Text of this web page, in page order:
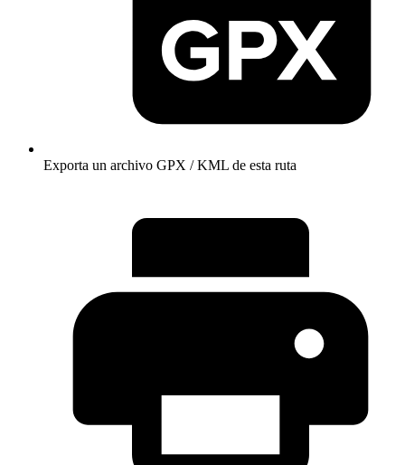
Exporta un archivo GPX / KML de esta ruta